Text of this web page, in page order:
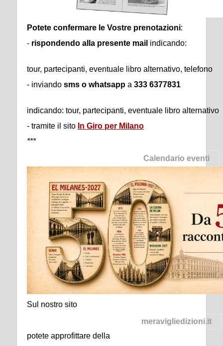
Potete confermare le Vostre prenotazioni:
- rispondendo alla presente mail indicando:
tour, partecipanti, eventuale libro alternativo, telefono
- inviando sms o whatsapp a 333 6377831
indicando: tour, partecipanti, eventuale libro alternativo
- tramite il sito In Giro per Milano
***
Calendario eventi
Sul nostro sito
meravigliedizioni.it
potete approfittare della